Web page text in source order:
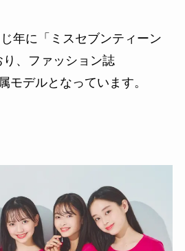
年に「ミスセブンティーン
、ファッション誌
モデルとなっています。